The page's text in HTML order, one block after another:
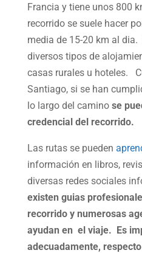
Francia y tiene unos 800
recorrido se suele hacer
media de 15-20 km al
diversos tipos de
casas rurales u hoteles.
Santiago, si se han
lo largo del camino se
credencial del recorrido.
Las rutas se pueden
información en libros,
diversas redes sociales
existen guias
recorrido y numerosas
ayudan en el viaje. Es
adecuadamente,